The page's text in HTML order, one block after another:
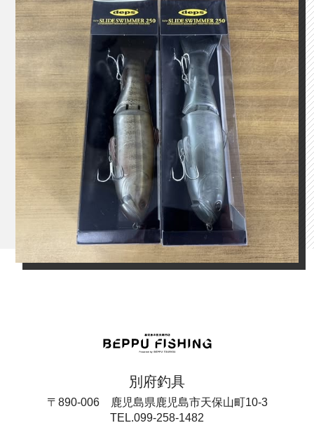
別府釣具
〒890-006 鹿児島県鹿児島市天保山町10-3
TEL.099-258-1482